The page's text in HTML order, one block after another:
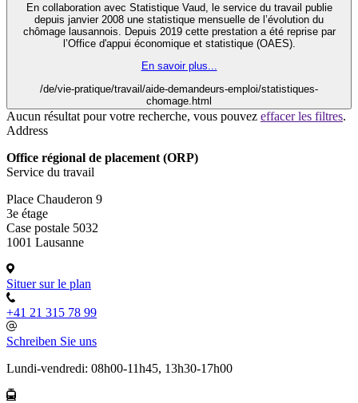
En collaboration avec Statistique Vaud, le service du travail publie
depuis janvier 2008 une statistique mensuelle de l’évolution du
chômage lausannois. Depuis 2019 cette prestation a été reprise par
l’Office d'appui économique et statistique (OAES).
En savoir plus...
/de/vie-pratique/travail/aide-demandeurs-emploi/statistiques-
chomage.html
Aucun résultat pour votre recherche, vous pouvez effacer les filtres.
Address
Office régional de placement (ORP)
Service du travail
Place Chauderon 9
3e étage
Case postale 5032
1001 Lausanne
Situer sur le plan
+41 21 315 78 99
Schreiben Sie uns
Lundi-vendredi: 08h00-11h45, 13h30-17h00